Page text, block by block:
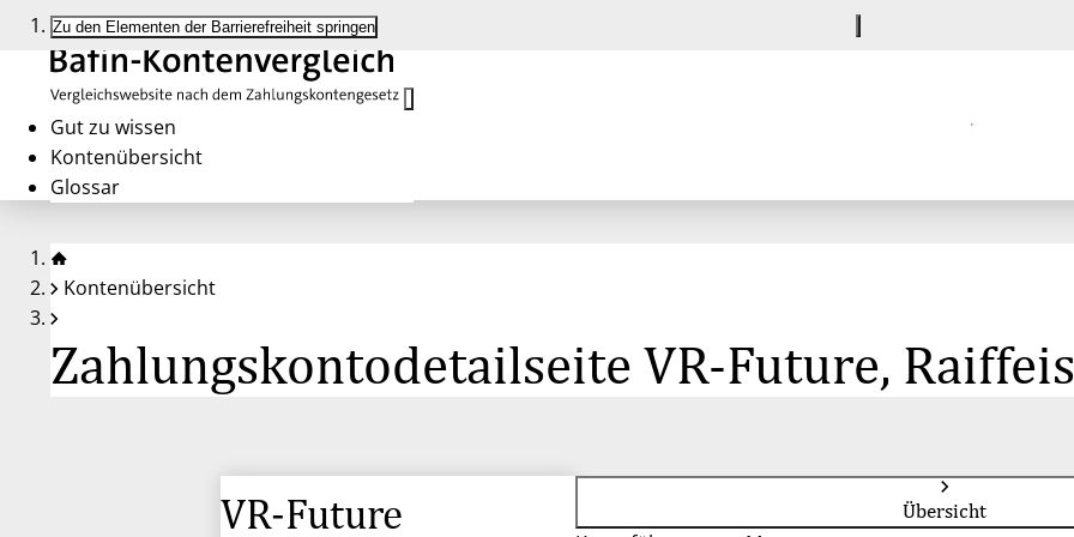
Zu den Elementen der Barrierefreiheit springen
Gut zu wissen
Kontenübersicht
Glossar
Kontenübersicht
Zahlungskontodetailseite VR-Future,
VR-Future Übersicht